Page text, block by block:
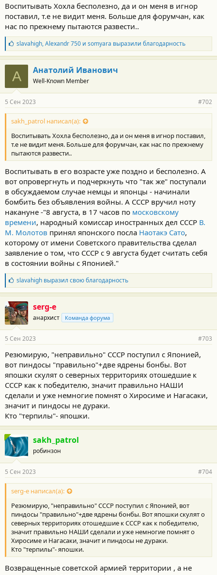
Воспитывать Хохла бесполезно, да и он меня в игнор
поставил, т.е не видит меня. Больше для форумчан, как
нас по прежнему пытаются развести..
Б
л
а
г
о
а
н
о
с
и
:
slavahigh,Alexandr 750и somyara выразили благодарность
А Анатолий Иванович
Well-Known Member
5 Сен 2023 #702
sakh_patrol написал(а):
Воспитывать Хохла бесполезно, да и он меня в игнор поставил,
т.е не видит меня. Больше для форумчан, как нас по прежнему
пытаются развести..
Воспитывать в его возрасте уже поздно и бесполезно. А
вот опровергнуть и подчеркнуть что "так же" поступали
в обсуждаемом случае немцы и японцы - начинали
бомбить без объявления войны. А СССР вручил ноту
накануне -"8 августа, в 17 часов по московскому
времени, народный комиссар иностранных дел СССР В.
М. Молотов принял японского посла Наотакэ Сато,
которому от имени Советского правительства сделал
заявление о том, что СССР с 9 августа будет считать себя
в состоянии войны с Японией."
Б
л
а
г
о
д
а
н
с
т
и
slavahighвыразил свою благодарность
serg-e
анархист Команда форума
5 Сен 2023 #703
Резюмирую, "неправильно" СССР поступил с Японией,
вот пиндосы "правильно"+две ядрены бонбы. Вот
япошки скулят о северных территориях отошедшие к
СССР как к победителю, значит правильно НАШИ
сделали и уже немногие помнят о Хиросиме и Нагасаки,
значит и пиндосы не дураки.
Кто "терпилы"- япошки.
sakh_patrol
робинзон
5 Сен 2023 #704
serg-e написал(а):
Резюмирую, "неправильно" СССР поступил с Японией, вот
пиндосы "правильно"+две ядрены бонбы. Вот япошки скулят о
северных территориях отошедшие к СССР как к победителю,
значит правильно НАШИ сделали и уже немногие помнят о
Хиросиме и Нагасаки, значит и пиндосы не дураки.
Кто "терпилы"- япошки.
Возвращенные советской армией территории , а не